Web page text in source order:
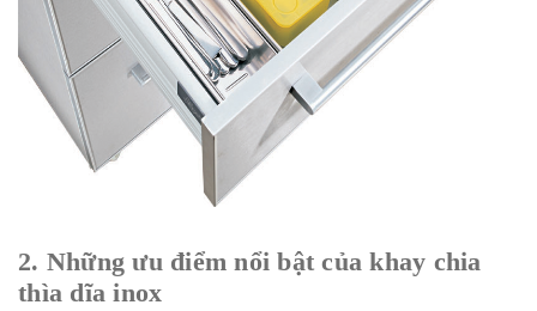
2. Những ưu điểm nổi bật của khay chia
thìa dĩa inox